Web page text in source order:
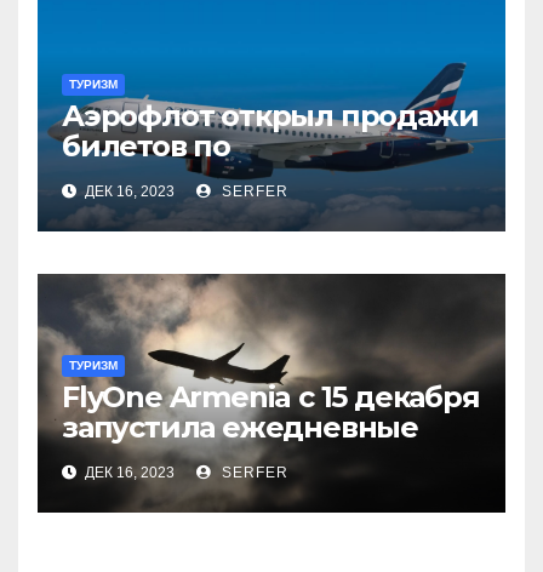
ТУРИЗМ
Аэрофлот открыл продажи
билетов по
субсидированным
тарифам
ДЕК 16, 2023 SERFER
ТУРИЗМ
FlyOne Armenia с 15 декабря
запустила ежедневные
рейсы в Шереметьево
ДЕК 16, 2023 SERFER